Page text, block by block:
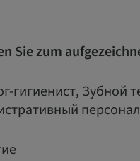
Sie zum
гигиенист, Зубной